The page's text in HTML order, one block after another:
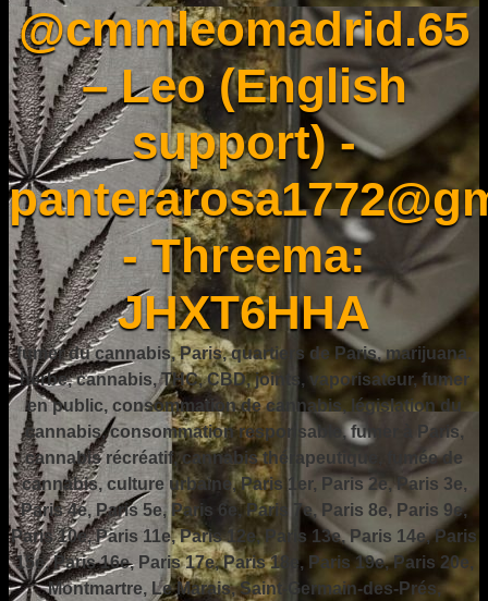
@cmmleomadrid.65
– Leo (English
support) -
- Threema:
JHXT6HHA
fumer du cannabis, Paris, quartiers de Paris, marijuana,
herbe, cannabis, THC, CBD, joints, vaporisateur, fumer
en public, consommation de cannabis, législation du
cannabis, consommation responsable, fumer à Paris,
cannabis récréatif, cannabis thérapeutique, fumée de
cannabis, culture urbaine, Paris 1er, Paris 2e, Paris 3e,
Paris 4e, Paris 5e, Paris 6e, Paris 7e, Paris 8e, Paris 9e,
Paris 10e, Paris 11e, Paris 12e, Paris 13e, Paris 14e, Paris
15e, Paris 16e, Paris 17e, Paris 18e, Paris 19e, Paris 20e,
Montmartre, Le Marais, Saint-Germain-des-Prés,